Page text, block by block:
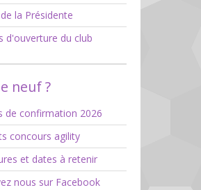
la Présidente
d'ouverture du club
neuf ?
de confirmation 2026
concours agility
et dates à retenir
nous sur Facebook